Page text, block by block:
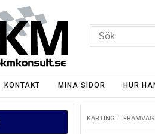
KONTAKT MINA SIDOR HUR
KARTING